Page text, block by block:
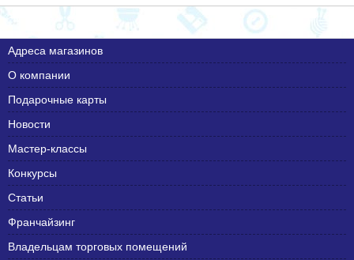
Адреса магазинов
О компании
Подарочные карты
Новости
Мастер-классы
Конкурсы
Статьи
Франчайзинг
Владельцам торговых помещений